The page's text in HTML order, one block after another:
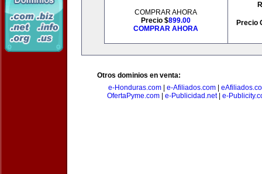
COMPRAR AHORA
Precio $899.00
COMPRAR AHORA
Precio
Otros dominios en venta:
e-Honduras.com| e-Afiliados.com|
OfertaPyme.com| e-Publicidad.net| e-